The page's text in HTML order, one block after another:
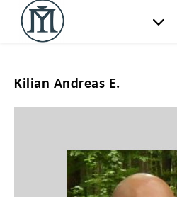
Kilian Andreas E.